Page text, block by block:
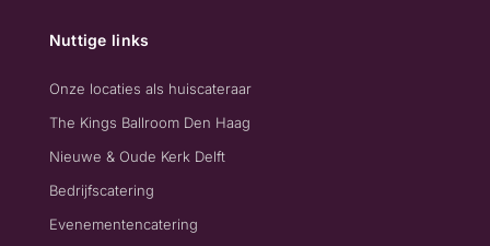
Nuttige links
Onze locaties als huiscateraar
The Kings Ballroom Den Haag
Nieuwe & Oude Kerk Delft
Bedrijfscatering
Evenementencatering